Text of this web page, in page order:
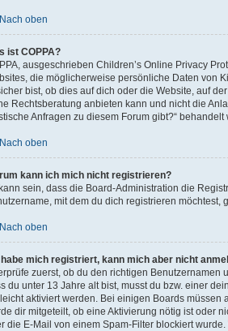
Nach oben
ist COPPA?
ausgeschrieben Children’s Online Privacy
die möglicherweise persönliche Daten von
bist, ob dies auf dich oder die Website, auf
Rechtsberatung anbieten kann und nicht die
Anfragen zu diesem Forum gibt?“ behandelt
Nach oben
kann ich mich nicht registrieren?
sein, dass die Board-Administration die
mit dem du dich registrieren
Nach oben
mich registriert, kann mich aber nicht
zuerst, ob du den richtigen
du unter 13 Jahre alt bist, musst du bzw. einer
aktiviert werden. Bei einigen Boards müssen
dir mitgeteilt, ob eine Aktivierung nötig ist oder
die E-Mail von einem Spam-Filter blockiert